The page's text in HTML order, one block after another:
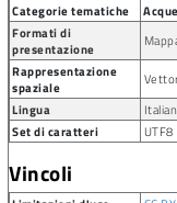
Categorie tematiche
Formati di
presentazione
Rappresentazione
spaziale
Lingua
Set di caratteri
UTF8
Vincoli